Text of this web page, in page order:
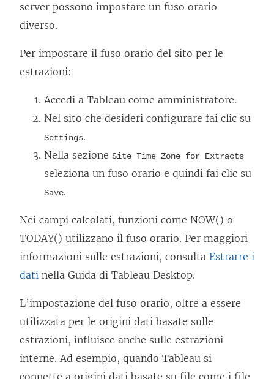
server possono impostare un fuso orario
diverso.
Per impostare il fuso orario del sito per le
estrazioni:
Accedi a Tableau come amministratore.
Nel sito che desideri configurare fai clic su
Settings.
Nella sezione Site Time Zone for Extracts
seleziona un fuso orario e quindi fai clic su
Save.
Nei campi calcolati, funzioni come NOW() o
TODAY() utilizzano il fuso orario. Per maggiori
informazioni sulle estrazioni, consulta Estrarre i
dati nella Guida di Tableau Desktop.
L’impostazione del fuso orario, oltre a essere
utilizzata per le origini dati basate sulle
estrazioni, influisce anche sulle estrazioni
interne. Ad esempio, quando Tableau si